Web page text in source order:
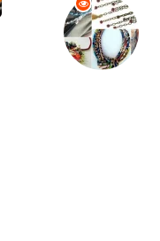
Cam
Bebek Giyim